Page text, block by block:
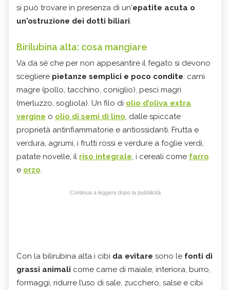
si può trovare in presenza di un'epatite acuta o
un'ostruzione dei dotti biliari.
Birilubina alta: cosa mangiare
Va da sé che per non appesantire il fegato si devono
scegliere pietanze semplici e poco condite: carni
magre (pollo, tacchino, coniglio), pesci magri
(merluzzo, sogliola). Un filo di olio d’oliva extra
vergine o olio di semi di lino, dalle spiccate
proprietà antinfiammatorie e antiossidanti. Frutta e
verdura, agrumi, i frutti rossi e verdure a foglie verdi,
patate novelle, il riso integrale, i cereali come farro
e orzo.
Continua a leggere dopo la pubblicità
Con la bilirubina alta i cibi da evitare sono le fonti di
grassi animali come carne di maiale, interiora, burro,
formaggi, ridurre l’uso di sale, zucchero, salse e cibi